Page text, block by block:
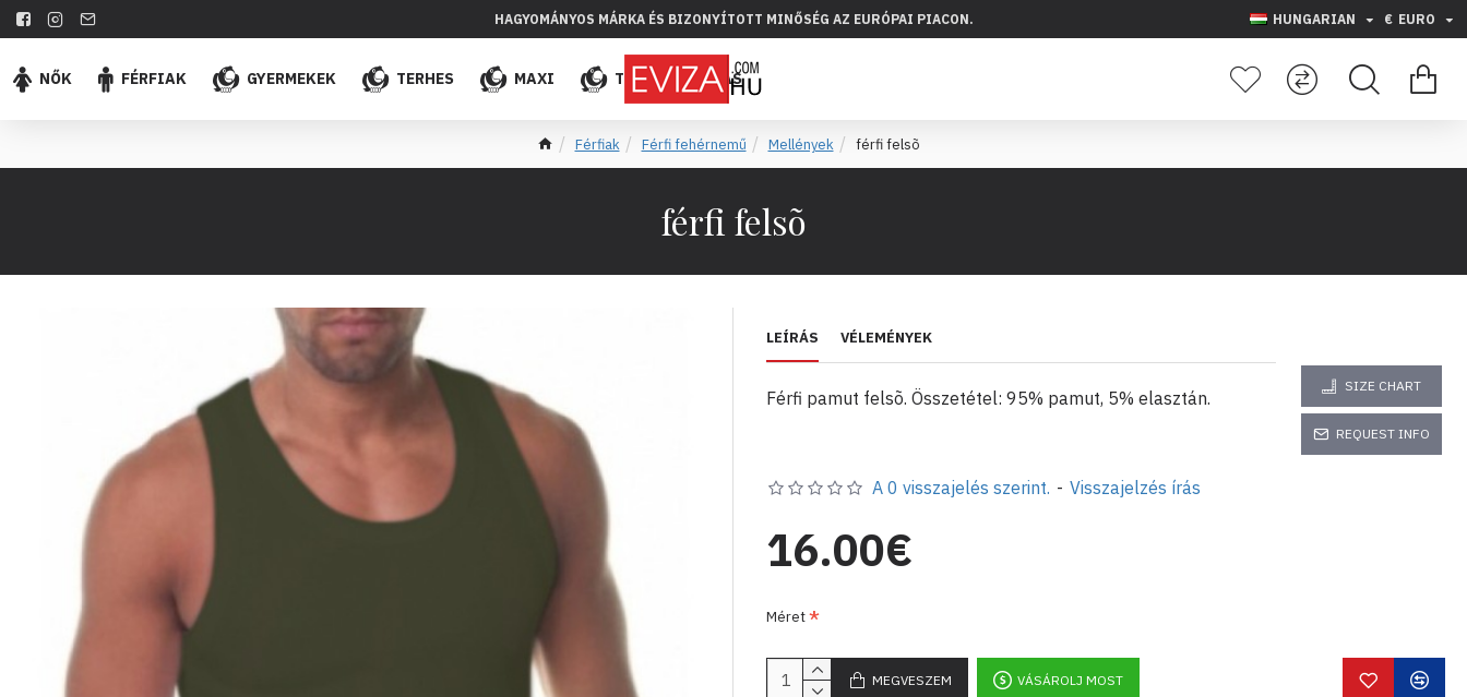
HAGYOMÁNYOS MÁRKA ÉS BIZONYÍTOTT MINŐSÉG AZ EURÓPAI PIACON. HUNGARIAN € EURO
NŐK FÉRFIAK GYERMEKEK TERHES MAXI TÖBB ELADÁS
Férfiak Férfi fehérnemű Mellények férfi felsõ
férfi felsõ
LEÍRÁS VÉLEMÉNYEK
Férfi pamut felsõ. Összetétel: 95% pamut, 5% elasztán.
SIZE CHART
REQUEST INFO
A 0 visszajelés szerint. - Visszajelzés írás
16.00€
Méret
MEGVESZEM VÁSÁROLJ MOST